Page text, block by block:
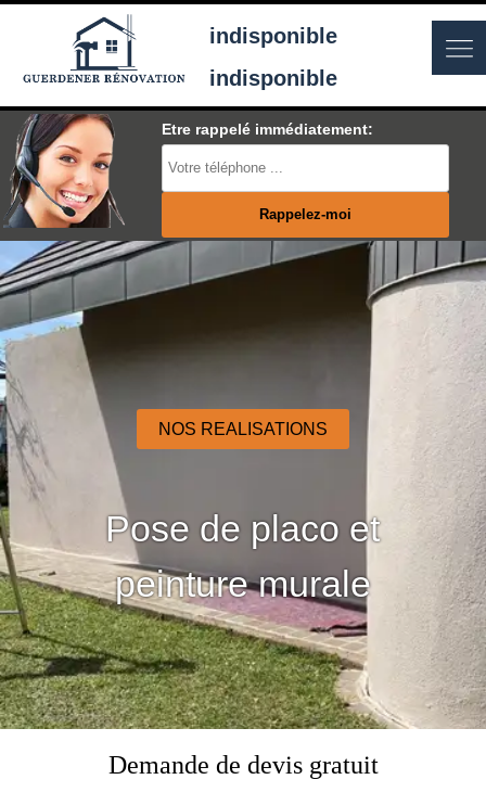
indisponible
indisponible
Etre rappelé immédiatement:
NOS REALISATIONS
Pose de placo et
peinture murale
Demande de devis gratuit